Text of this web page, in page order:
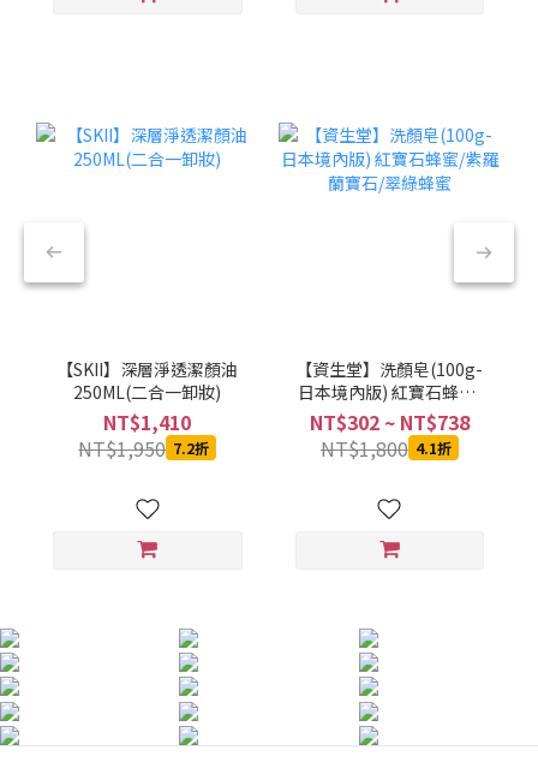
【SKII】深層淨透潔顏油
250ML(二合一卸妝)
NT$1,410
NT$1,950 7.2折
【資生堂】洗顏皂(100g-
日本境內版) 紅寶石蜂蜜/
紫羅蘭寶石/翠綠蜂蜜
NT$302 ~ NT$738
NT$1,800 4.1折